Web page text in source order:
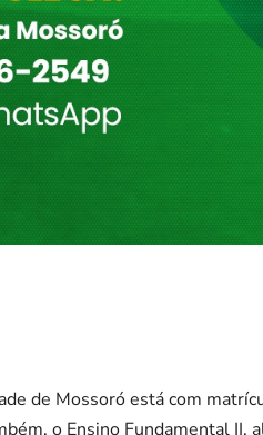
de Mossoró está com
o Ensino Fundamental